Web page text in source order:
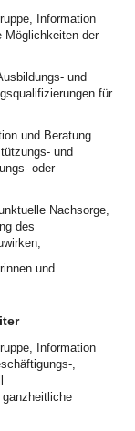
Information
Möglichkeiten der
und
für
und Beratung
und
oder
Nachsorge,
des
und
Information
,